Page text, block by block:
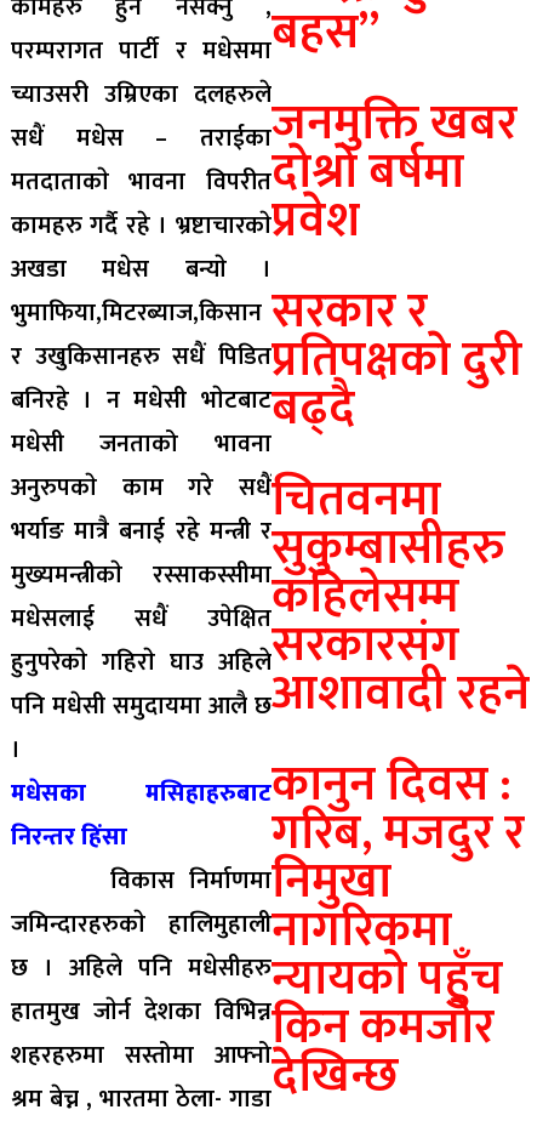
परम्परागत पार्टी र मधेसमा
च्याउसरी उम्रिएका दलहरुले
सधैं मधेस – तराईका
मतदाताकाे भावना विपरीत
कामहरु गर्दै रहे । भ्रष्टाचारकाे
अखडा मधेस बन्याे ।
भुमाफिया,मिटरब्याज,किसान
र उखुकिसानहरु सधैं पिडित
बनिरहे । न मधेसी भाेटबाट
मधेसी जनताको भावना
अनुरुपकाे काम गरे सधैं
भर्याङ मात्रै बनाई रहे मन्त्री र
मुख्यमन्त्रीकाे रस्साकस्सीमा
मधेसलाई सधैं उपेक्षित
हुनुपरेकाे गहिराे घाउ अहिले
पनि मधेसी समुदायमा आलै छ
।
मधेसका मसिहाहरुबाट
निरन्तर हिंसा
विकास निर्माणमा
जमिन्दारहरुकाे हालिमुहाली
छ । अहिले पनि मधेसीहरु
हातमुख जाेर्न देशका विभिन्न
शहरहरुमा सस्तोमा आफ्नो
श्रम बेच्न , भारतमा ठेला- गाडा
बहस”
जनमुक्ति खबर
दाेश्राे बर्षमा
प्रवेश
सरकार र
प्रतिपक्षकाे दुरी
बढ्दै
चितवनमा
सुकुम्बासीहरु
कहिलेसम्म
सरकारसंग
आशावादी रहने
कानुन दिवस :
गरिब, मजदुर र
निमुखा
नागरिकमा
न्यायको पहुँच
किन कमजोर
देखिन्छ